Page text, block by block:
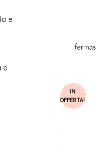
IN
OFFERTA!
e
e